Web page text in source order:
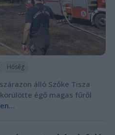
Hőség
álló Szőke Tisza
égő magas fűről